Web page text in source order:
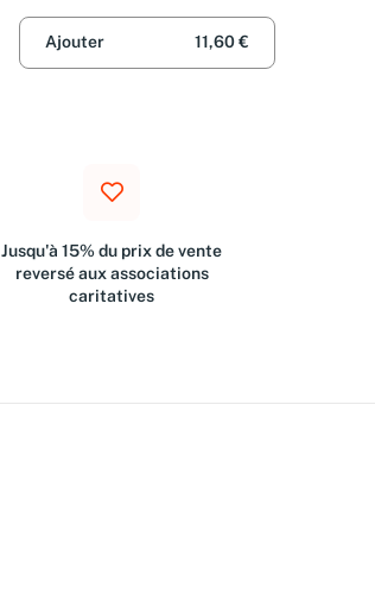
Ajouter 11,60 €
Jusqu'à 15% du prix de vente
reversé aux associations
caritatives